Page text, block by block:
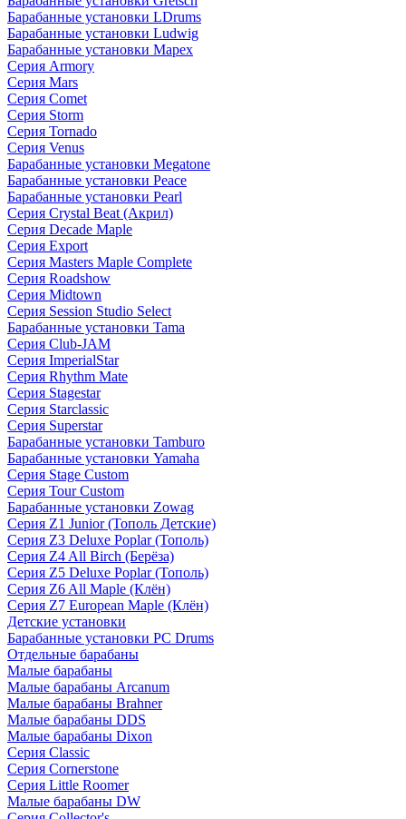
Барабанные установки LDrums
Барабанные установки Ludwig
Барабанные установки Mapex
Серия Armory
Серия Mars
Серия Comet
Серия Storm
Серия Tornado
Серия Venus
Барабанные установки Megatone
Барабанные установки Peace
Барабанные установки Pearl
Серия Crystal Beat (Акрил)
Серия Decade Maple
Серия Export
Серия Masters Maple Complete
Серия Roadshow
Серия Midtown
Серия Session Studio Select
Барабанные установки Tama
Серия Club-JAM
Серия ImperialStar
Серия Rhythm Mate
Серия Stagestar
Серия Starclassic
Серия Superstar
Барабанные установки Tamburo
Барабанные установки Yamaha
Серия Stage Custom
Серия Tour Custom
Барабанные установки Zowag
Серия Z1 Junior (Тополь Детские)
Серия Z3 Deluxe Poplar (Тополь)
Серия Z4 All Birch (Берёза)
Серия Z5 Deluxe Poplar (Тополь)
Серия Z6 All Maple (Клён)
Серия Z7 European Maple (Клён)
Детские установки
Барабанные установки PC Drums
Отдельные барабаны
Малые барабаны
Малые барабаны Arcanum
Малые барабаны Brahner
Малые барабаны DDS
Малые барабаны Dixon
Серия Classic
Серия Cornerstone
Серия Little Roomer
Малые барабаны DW